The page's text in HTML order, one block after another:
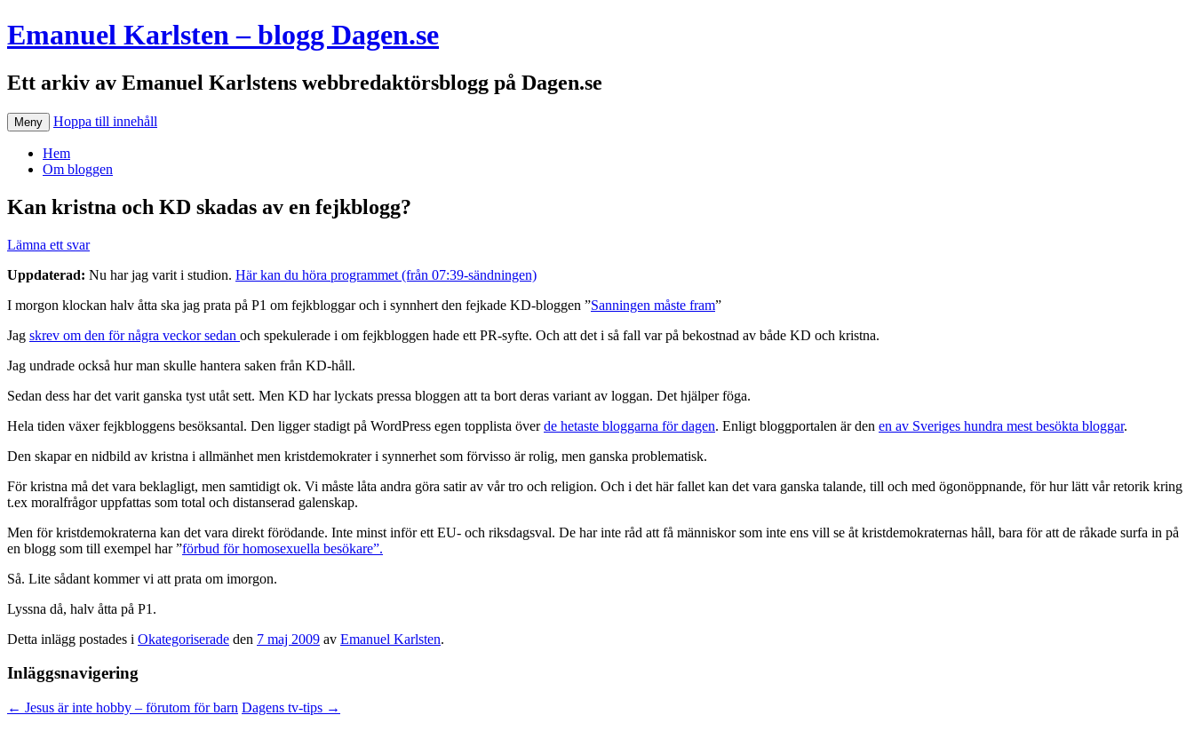
Emanuel Karlsten – blogg Dagen.se
Ett arkiv av Emanuel Karlstens webbredaktörsblogg på Dagen.se
Meny Hoppa till innehåll
Hem
Om bloggen
Kan kristna och KD skadas av en fejkblogg?
Lämna ett svar
Uppdaterad: Nu har jag varit i studion. Här kan du höra programmet (från 07:39-sändningen)
I morgon klockan halv åtta ska jag prata på P1 om fejkbloggar och i synnhert den fejkade KD-bloggen ”Sanningen måste fram”
Jag skrev om den för några veckor sedan och spekulerade i om fejkbloggen hade ett PR-syfte. Och att det i så fall var på bekostnad av både KD och kristna.
Jag undrade också hur man skulle hantera saken från KD-håll.
Sedan dess har det varit ganska tyst utåt sett. Men KD har lyckats pressa bloggen att ta bort deras variant av loggan. Det hjälper föga.
Hela tiden växer fejkbloggens besöksantal. Den ligger stadigt på WordPress egen topplista överde hetaste bloggarna för dagen. Enligt bloggportalen är den en av Sveriges hundra mest besökta bloggar.
Den skapar en nidbild av kristna i allmänhet men kristdemokrater i synnerhet som förvisso är rolig, men ganska problematisk.
För kristna må det vara beklagligt, men samtidigt ok. Vi måste låta andra göra satir av vår tro och religion. Och i det här fallet kan det vara ganska talande, till och med ögonöppnande, för hur lätt vår retorik kring
t.ex moralfrågor uppfattas som total och distanserad galenskap.
Men för kristdemokraterna kan det vara direkt förödande. Inte minst inför ett EU- och riksdagsval. De har inte råd att få människor som inte ens vill se åt kristdemokraternas håll, bara för att de råkade surfa in på
en blogg som till exempel har ”förbud för homosexuella besökare”.
Så. Lite sådant kommer vi att prata om imorgon.
Lyssna då, halv åtta på P1.
Detta inlägg postades i Okategoriserade den 7 maj 2009 av Emanuel Karlsten.
Inläggsnavigering
← Jesus är inte hobby – förutom för barn Dagens tv-tips →